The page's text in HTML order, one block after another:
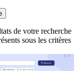
de votre recherche
sous les critères